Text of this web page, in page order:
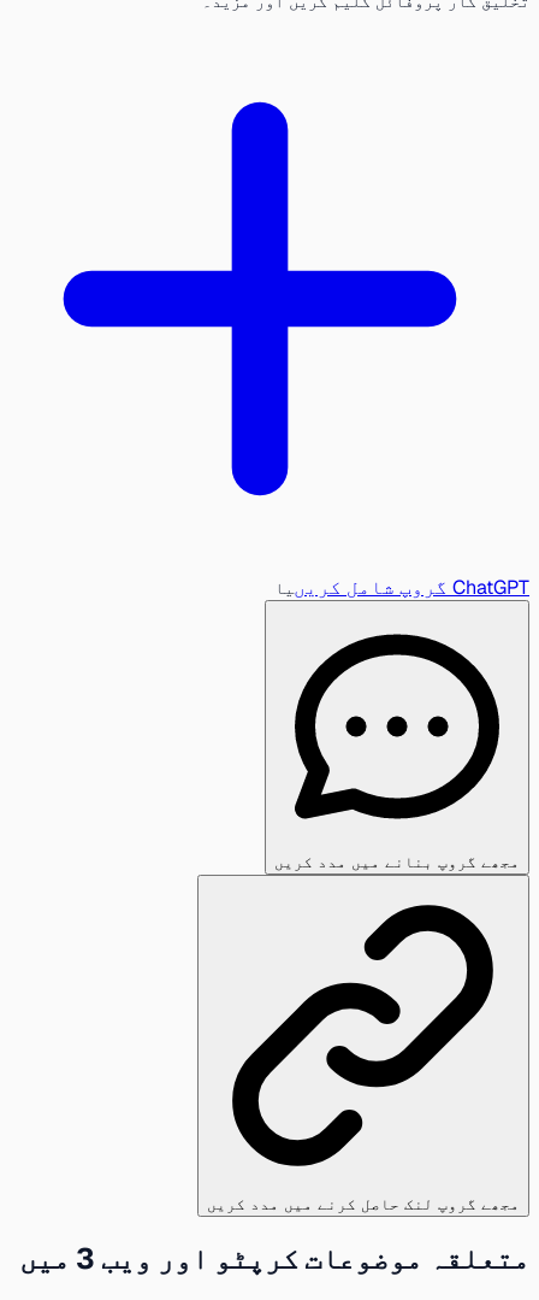
ChatGPT گروپ شامل کریں یا
مجھے گروپ بنانے میں مدد کریں
مجھے گروپ لنک حاصل کرنے میں مدد کریں
متعلقہ موضوعات کرپٹو اور ویب 3 میں